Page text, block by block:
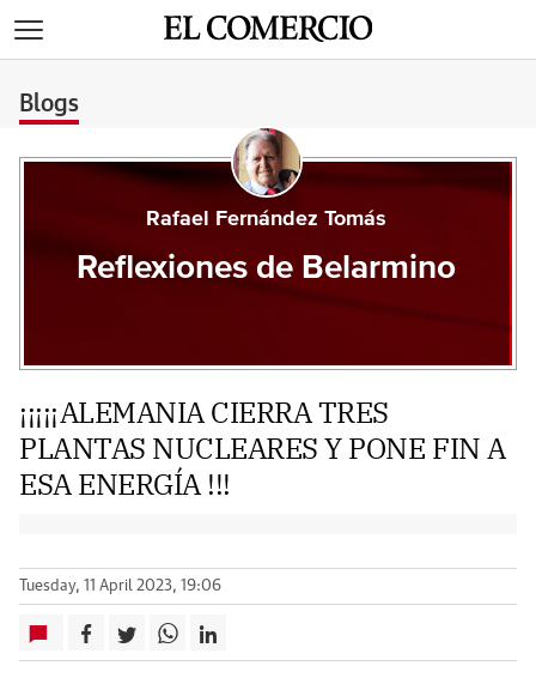
Blogs
Rafael Fernández Tomás
Reflexiones de Belarmino
¡¡¡¡¡ALEMANIA CIERRA TRES
PLANTAS NUCLEARES Y PONE FIN A
ESA ENERGÍA !!!
Tuesday, 11 April 2023, 19:06